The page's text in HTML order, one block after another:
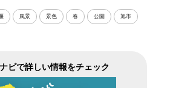
風景 景色 春 公園 旭市
ビで詳しい情報をチェック